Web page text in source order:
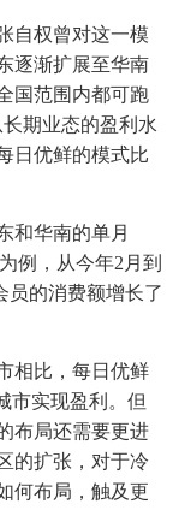
自权曾对这一模
逐渐扩展至华南
国范围内都可跑
期业态的盈利水
日优鲜的模式比
和华南的单月
例，从今年2月到
员的消费额增长了
相比，每日优鲜
市实现盈利。但
布局还需要更进
的扩张，对于冷
何布局，触及更